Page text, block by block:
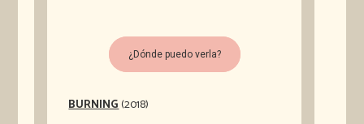
¿Dónde puedo verla?
BURNING(2018)